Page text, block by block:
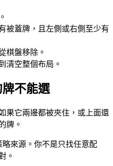
被蓋牌，且左側或右側至少有
棋盤移除。
清空整個布局。
不能選
果它兩邊都被夾住，或上面還
牌。
來源。你不是只找任意配
。